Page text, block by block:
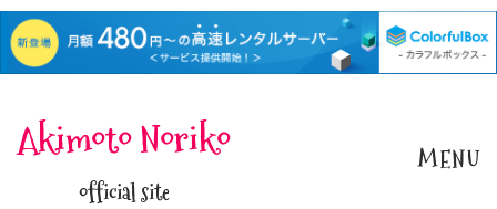
content
Akimoto Noriko
official site
MENU